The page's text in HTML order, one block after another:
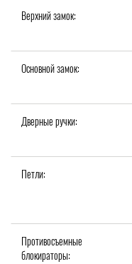
Верхний замок:
Основной замок:
Дверные ручки:
Петли:
Противосъемные
блокираторы: